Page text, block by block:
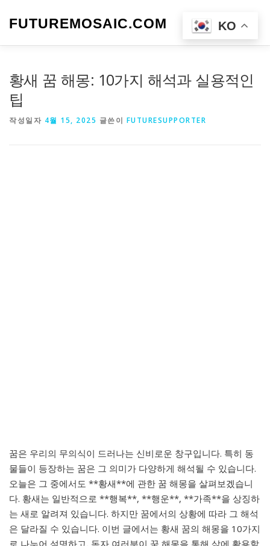
FUTUREMOSAIC.COM 메뉴
황새 꿈 해몽: 10가지 해석과 실용적인
팁
작성일자 4월 15, 2025 글쓴이 FUTURESUPPORTER
꿈은 우리의 무의식이 드러나는 신비로운 창구입니다. 특히 동
물들이 등장하는 꿈은 그 의미가 다양하게 해석될 수 있습니다.
오늘은 그 중에서도 **황새**에 관한 꿈 해몽을 살펴보겠습니
다. 황새는 일반적으로 **행복**, **행운**, **가족**을 상징하
는 새로 알려져 있습니다. 하지만 꿈에서의 상황에 따라 그 해석
은 달라질 수 있습니다. 이번 글에서는 황새 꿈의 해몽을 10가지
KO